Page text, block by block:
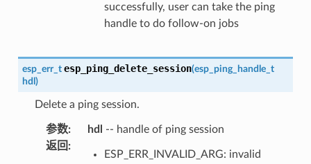
successfully, user can take the ping
handle to do follow-on jobs
esp_err_t esp_ping_delete_session(esp_ping_handle_t
hdl )
Delete a ping session.
参数: hdl
-- handle of ping session
返回 :
ESP_ERR_INVALID_ARG: invalid